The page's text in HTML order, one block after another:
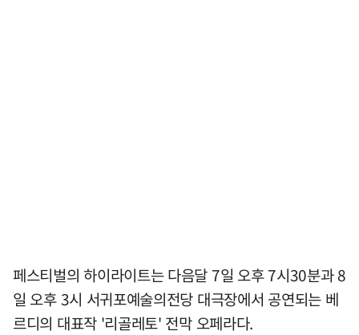
페스티벌의 하이라이트는 다음달 7일 오후 7시30분과 8
일 오후 3시 서귀포예술의전당 대극장에서 공연되는 베
르디의 대표작 '리골레토' 전막 오페라다.